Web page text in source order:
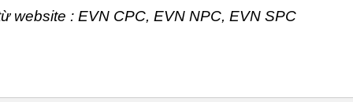
website : EVN CPC, EVN NPC, EVN SPC